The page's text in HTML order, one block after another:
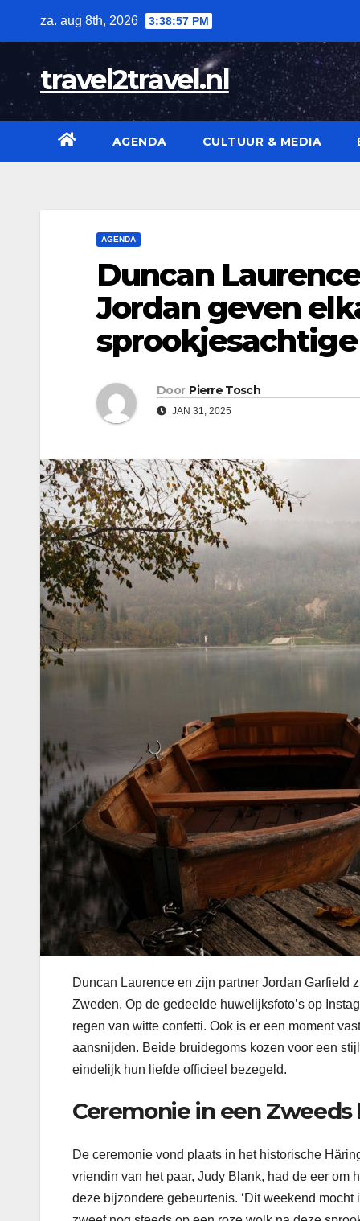
za. aug 8th, 2026 3:38:58 PM
travel2travel.nl
AGENDA CULTUUR & MEDIA
AGENDA
Duncan
Jordan geven
Door Pierre Tosch
JAN 31, 2025
Duncan Laurence en zijn partner Jordan Garfield
Zweden. Op de gedeelde huwelijksfoto’s op
regen van witte confetti. Ook is er een moment
aansnijden. Beide bruidegoms kozen voor een
eindelijk hun liefde officieel bezegeld.
Ceremonie in een Zweeds
De ceremonie vond plaats in het historische
vriendin van het paar, Judy Blank, had de eer om
deze bijzondere gebeurtenis. ‘Dit weekend